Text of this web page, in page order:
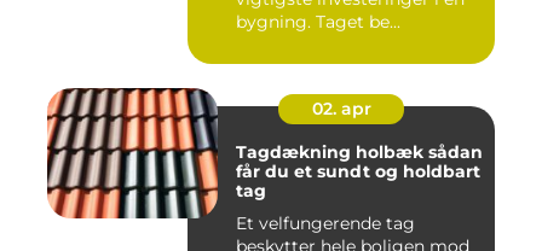
bygning. Taget be...
02. apr
Tagdækning holbæk sådan
får du et sundt og holdbart
tag
Et velfungerende tag
beskytter hele boligen mod